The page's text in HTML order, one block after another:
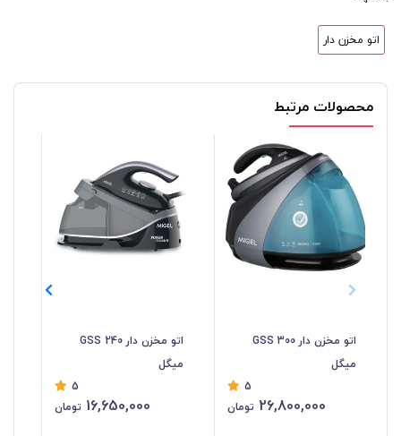
اتو مخزن دار
محصولات مرتبط
اتو مخزن دار GSS 300
میگل
5
26,800,000 تومان
اتو مخزن دار GSS 240
میگل
5
16,650,000 تومان